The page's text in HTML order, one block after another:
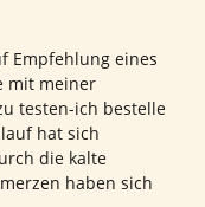
Empfehlung eines
mit meiner
testen-ich bestelle
hat sich
die kalte
haben sich